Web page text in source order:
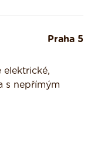
Praha 5
elektrické,
s nepřímým